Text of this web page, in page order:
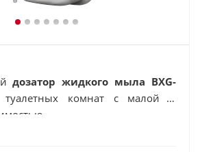
дозатор жидкого мыла BXG-
комнат с малой и